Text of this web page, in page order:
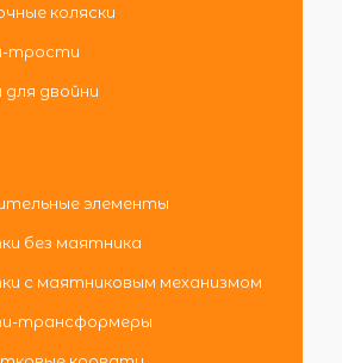
коляски
трости
для двойни
элементы
без маятника
с маятниковым механизмом
трансформеры